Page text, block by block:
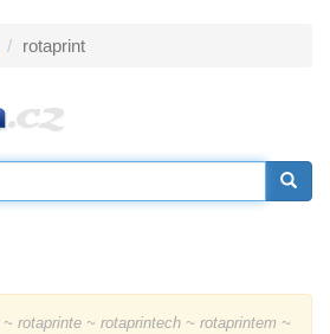
rotaprint
~ rotaprinte ~ rotaprintech ~ rotaprintem ~